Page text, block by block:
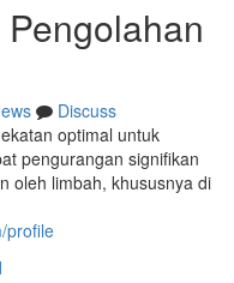
Discuss
optimal untuk
pengurangan signifikan
oleh limbah, khususnya di
profile